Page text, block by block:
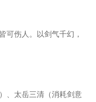
可伤人。以剑气千幻，
、太岳三清（消耗剑意